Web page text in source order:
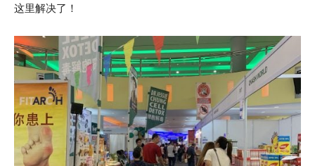
这里解决了！